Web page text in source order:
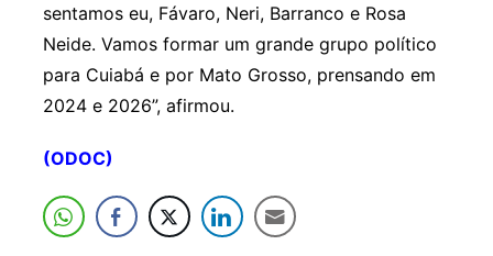
sentamos eu, Fávaro, Neri, Barranco e Rosa
Neide. Vamos formar um grande grupo político
para Cuiabá e por Mato Grosso, prensando em
2024 e 2026”, afirmou.
(ODOC)